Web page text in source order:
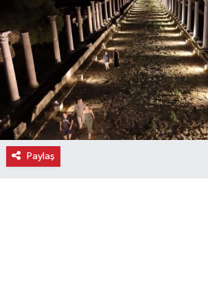
Paylaş
Eleman
Emlak
Gündem
Gurme
Haber